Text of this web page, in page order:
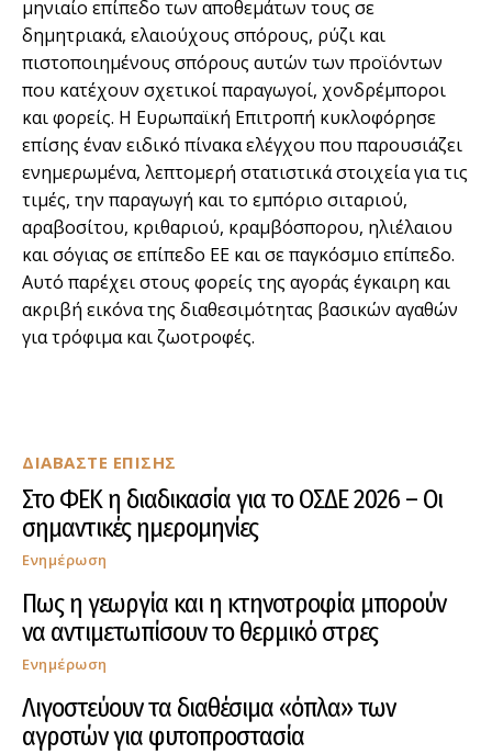
ΔΙΑΒΑΣΤΕ ΕΠΙΣΗΣ
Στο ΦΕΚ η διαδικασία για το ΟΣΔΕ 2026 – Οι
σημαντικές ημερομηνίες
Ενημέρωση
Πως η γεωργία και η κτηνοτροφία μπορούν
να αντιμετωπίσουν το θερμικό στρες
Ενημέρωση
Λιγοστεύουν τα διαθέσιμα «όπλα» των
αγροτών για φυτοπροστασία
μηνιαίο επίπεδο των αποθεμάτων τους σε
δημητριακά, ελαιούχους σπόρους, ρύζι και
πιστοποιημένους σπόρους αυτών των προϊόντων
που κατέχουν σχετικοί παραγωγοί, χονδρέμποροι
και φορείς. Η Ευρωπαϊκή Επιτροπή κυκλοφόρησε
επίσης έναν ειδικό πίνακα ελέγχου που παρουσιάζει
ενημερωμένα, λεπτομερή στατιστικά στοιχεία για τις
τιμές, την παραγωγή και το εμπόριο σιταριού,
αραβοσίτου, κριθαριού, κραμβόσπορου, ηλιέλαιου
και σόγιας σε επίπεδο ΕΕ και σε παγκόσμιο επίπεδο.
Αυτό παρέχει στους φορείς της αγοράς έγκαιρη και
ακριβή εικόνα της διαθεσιμότητας βασικών αγαθών
για τρόφιμα και ζωοτροφές.